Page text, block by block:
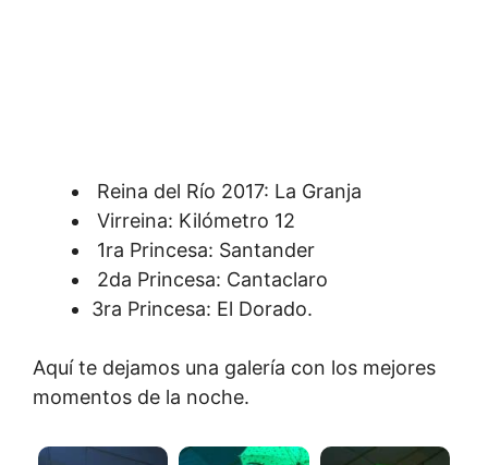
Reina del Río 2017: La Granja
Virreina: Kilómetro 12
1ra Princesa: Santander
2da Princesa: Cantaclaro
3ra Princesa: El Dorado.
Aquí te dejamos una galería con los mejores
momentos de la noche.